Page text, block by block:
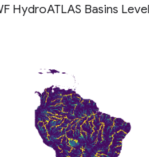
HydroATLAS Basins